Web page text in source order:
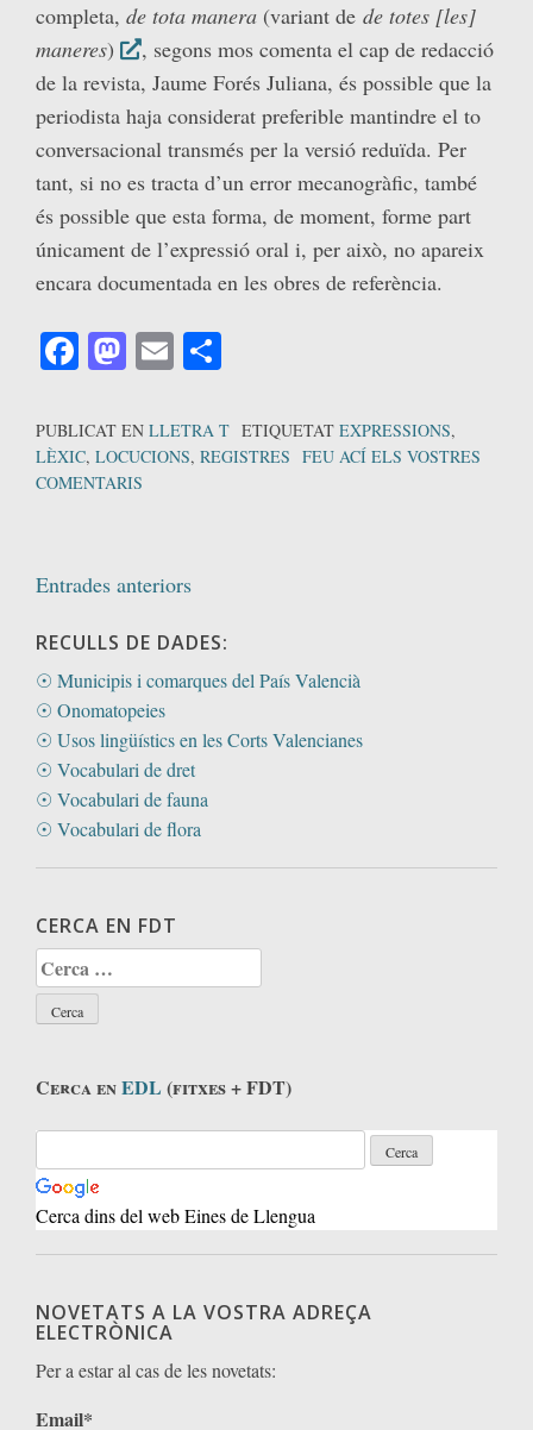
completa, de tota manera (variant de de totes [les]
maneres)
, segons mos comenta el cap de redacció
de la revista, Jaume Forés Juliana, és possible que la
periodista haja considerat preferible mantindre el to
conversacional transmés per la versió reduïda. Per
tant, si no es tracta d’un error mecanogràfic, també
és possible que esta forma, de moment, forme part
únicament de l’expressió oral i, per això, no apareix
encara documentada en les obres de referència.
Facebook
Mastodon
Email
PUBLICAT EN LLETRA T ETIQUETAT EXPRESSIONS,
LÈXIC, LOCUCIONS, REGISTRES FEU ACÍ ELS VOSTRES
COMENTARIS
Navegació
d'entrades
Entrades anteriors
RECULLS DE DADES:
☉ Municipis i comarques del País Valencià
☉ Onomatopeies
☉ Usos lingüístics en les Corts Valencianes
☉ Vocabulari de dret
☉ Vocabulari de fauna
☉ Vocabulari de flora
CERCA EN FDT
Cerca:
Cerca enEDL (fitxes + FDT)
Cerca dins del web Eines de Llengua
NOVETATS A LA VOSTRA ADREÇA
ELECTRÒNICA
Per a estar al cas de les novetats:
Email*